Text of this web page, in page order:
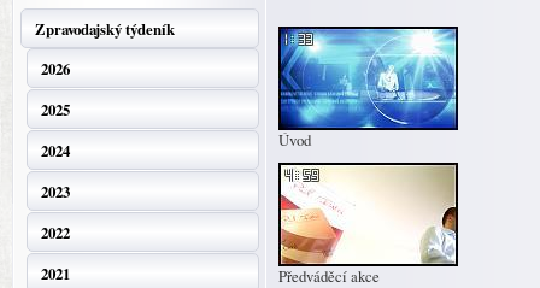
Zpravodajský týdeník
2026
2025
2024
2023
2022
2021
Úvod
Předváděcí akce